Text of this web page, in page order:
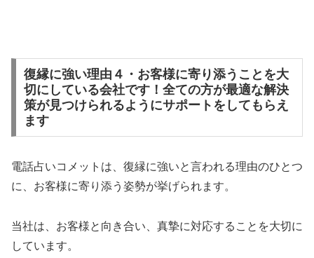
復縁に強い理由４・お客様に寄り添うことを大
切にしている会社です！全ての方が最適な解決
策が見つけられるようにサポートをしてもらえ
ます
電話占いコメットは、復縁に強いと言われる理由のひとつ
に、お客様に寄り添う姿勢が挙げられます。
当社は、お客様と向き合い、真摯に対応することを大切に
しています。